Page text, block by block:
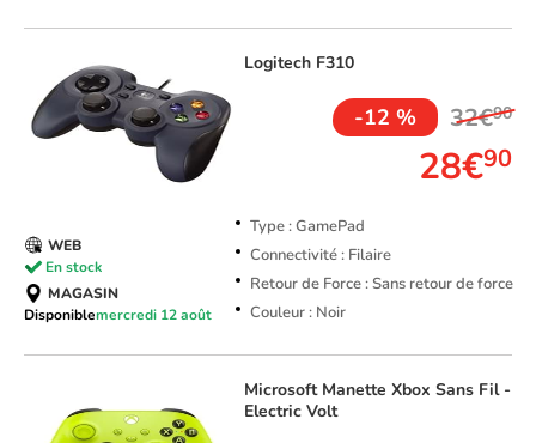
Logitech F310
-12 % 32€90
28€90
Type : GamePad
Connectivité : Filaire
Retour de Force : Sans retour de force
Couleur : Noir
WEB
En stock
MAGASIN
Disponiblemercredi 12 août
Microsoft Manette Xbox Sans Fil -
Electric Volt